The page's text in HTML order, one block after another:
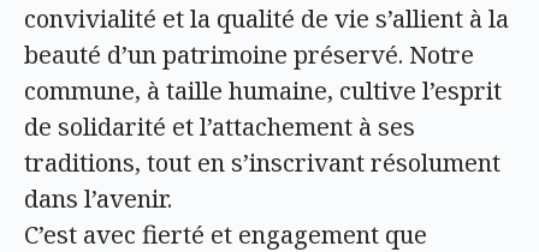
convivialité et la qualité de vie s’allient à la
beauté d’un patrimoine préservé. Notre
commune, à taille humaine, cultive l’esprit
de solidarité et l’attachement à ses
traditions, tout en s’inscrivant résolument
dans l’avenir.
C’est avec fierté et engagement que